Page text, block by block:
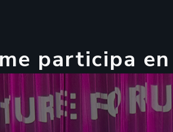
me participa en